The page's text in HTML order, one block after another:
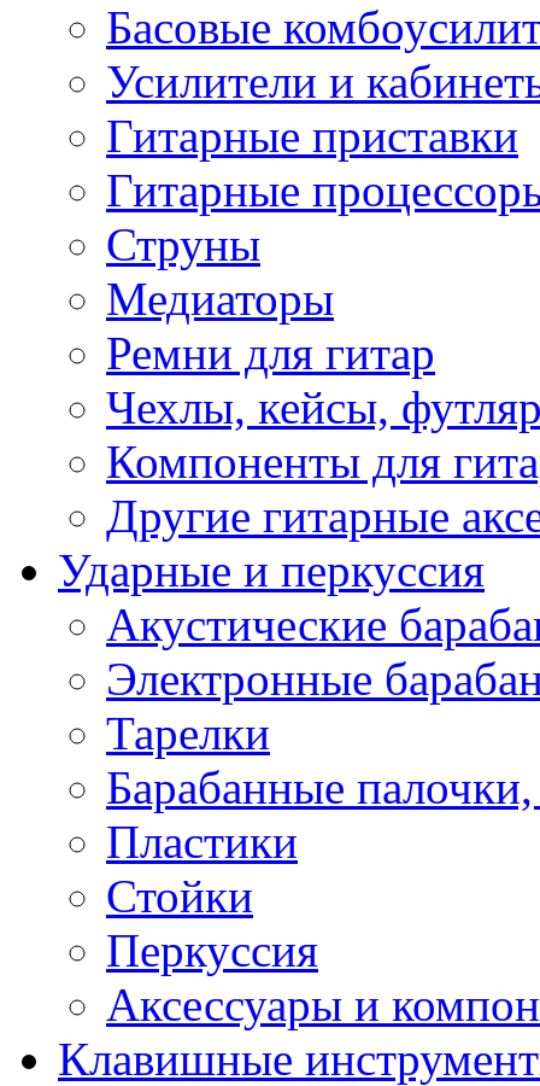
Басовые
Усилители и
Гитарные приставки
Гитарные
Струны
Медиаторы
Ремни для гитар
Чехлы, кейсы,
Компоненты для
Другие гитарные
Ударные и перкуссия
Акустические
Электронные
Тарелки
Барабанные
Пластики
Стойки
Перкуссия
Аксессуары и
Клавишные